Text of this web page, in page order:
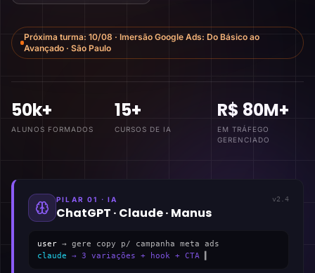
Próxima turma: 10/08 · Imersão Google Ads: Do Básico ao
Avançado · São Paulo
50k+
ALUNOS FORMADOS
15+
CURSOS DE IA
R$ 80M+
EM TRÁFEGO
GERENCIADO
PILAR 01 · IA
ChatGPT · Claude · Manus
v2.4
user → gere copy p/ campanha meta ads
claude → 3 variações + hook + CTA